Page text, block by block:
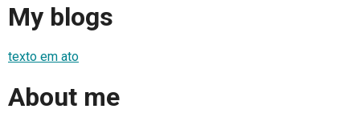
My blogs
texto em ato
About me